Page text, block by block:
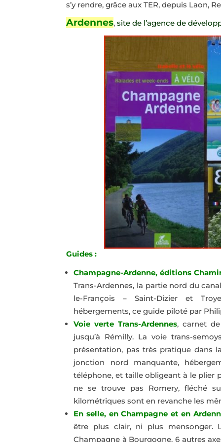
s’y rendre, grâce aux TER, depuis Laon,
Ardennes,site de l’agence de
Guides :
Champagne-Ardenne, éditions
Trans-Ardennes, la partie nord du
le-François – Saint-Dizier et
hébergements, ce guide piloté par
Voie verte Trans-Ardennes, carnet
jusqu’à Rémilly. La voie trans-
présentation, pas très pratique dans
jonction nord manquante,
téléphone, et taille obligeant à le plier
ne se trouve pas Romery, fléché
kilométriques sont en revanche les
En selle, en Champagne et en
être plus clair, ni plus mensonger.
Champagne à Bourgogne. 6 autres